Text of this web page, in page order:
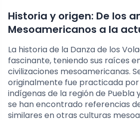
Historia y origen: De los
Mesoamericanos a la
La historia de la Danza de los
fascinante, teniendo sus raíces
civilizaciones mesoamericanas.
originalmente fue practicada por
indígenas de la región de Puebla
se han encontrado referencias
similares en otras culturas